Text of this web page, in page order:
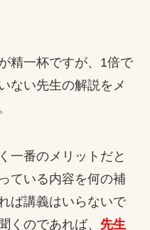
精一杯ですが、1倍で
ない先生の解説をメ
一番のメリットだと
ている内容を何の補
ば講義はいらないで
くのであれば、 先生